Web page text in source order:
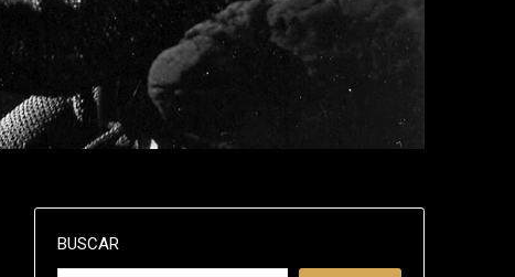
BUSCAR